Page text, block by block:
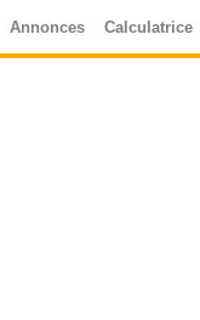
Annonces Calculatrice